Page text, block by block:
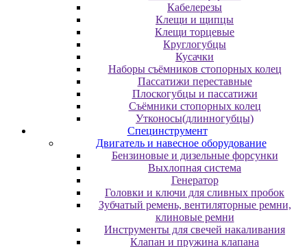
Кабелерезы
Клещи и щипцы
Клещи торцевые
Круглогубцы
Кусачки
Наборы съёмников стопорных колец
Пассатижи переставные
Плоскогубцы и пассатижи
Съёмники стопорных колец
Утконосы(длинногубцы)
Специнструмент
Двигатель и навесное оборудование
Бензиновые и дизельные форсунки
Выхлопная система
Генератор
Головки и ключи для сливных пробок
Зубчатый ремень, вентиляторные ремни,
клиновые ремни
Инструменты для свечей накаливания
Клапан и пружина клапана